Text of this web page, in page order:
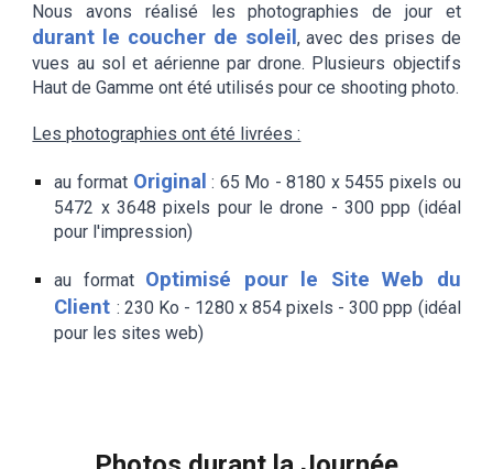
Nous avons réalisé les photographies de jour et
durant le coucher de soleil , avec des prises de
vues au sol et aérienne par drone. Plusieurs objectifs
Haut de Gamme ont été utilisés pour ce shooting photo.
Les photographies ont été livrées :
au format Original : 65 Mo - 8180 x 5455 pixels ou
5472 x 3648 pixels pour le drone - 300 ppp (idéal
pour l'impression)
au format Optimisé pour le Site Web du
Client : 230 Ko - 1280 x 854 pixels - 300 ppp (idéal
pour les sites web)